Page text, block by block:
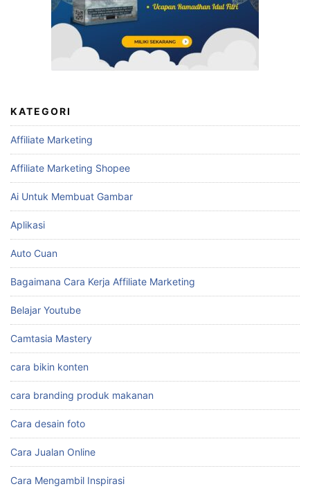
KATEGORI
Affiliate Marketing
Affiliate Marketing Shopee
Ai Untuk Membuat Gambar
Aplikasi
Auto Cuan
Bagaimana Cara Kerja Affiliate Marketing
Belajar Youtube
Camtasia Mastery
cara bikin konten
cara branding produk makanan
Cara desain foto
Cara Jualan Online
Cara Mengambil Inspirasi